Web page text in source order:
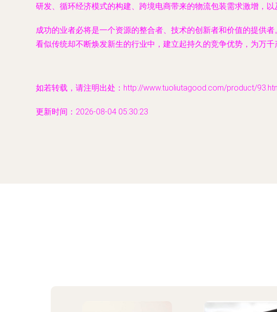
研发、循环经济模式的构建、跨境电商带来的物流包装需求激增，以
成功的业者必将是一个资源的整合者、技术的创新者和价值的提供
看似传统却不断焕发新生的行业中，建立起持久的竞争优势，为万
如若转载，请注明出处：http://www.tuoliutagood.com/product/
更新时间：2026-08-04 05:30:23